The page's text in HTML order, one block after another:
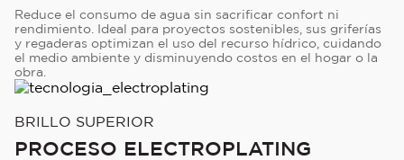
Reduce el consumo de agua sin sacrificar confort ni
rendimiento. Ideal para proyectos sostenibles, sus griferías
y regaderas optimizan el uso del recurso hídrico, cuidando
el medio ambiente y disminuyendo costos en el hogar o la
obra.
BRILLO SUPERIOR
PROCESO ELECTROPLATING